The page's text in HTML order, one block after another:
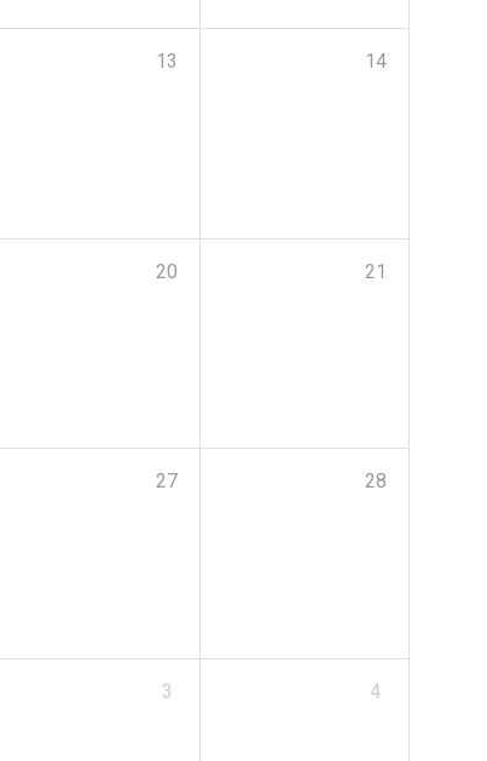
13 14
20 21
27 28
3 4